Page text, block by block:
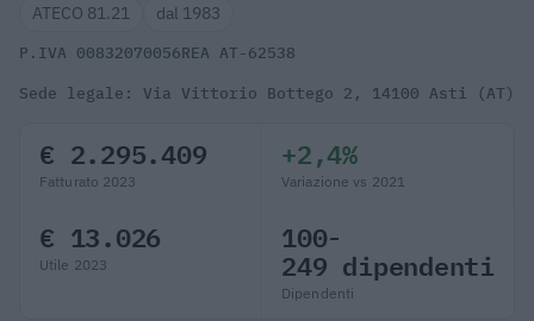
ATECO 81.21
dal 1983
P.IVA 00832070056REA AT-62538
Sede legale: Via Vittorio Bottego 2, 14100 Asti (AT)
€ 2.295.409
Fatturato 2023
+2,4%
Variazione vs 2021
€ 13.026
Utile 2023
100-
249 dipendenti
Dipendenti